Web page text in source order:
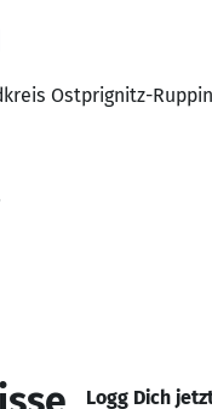
Ostprignitz-Ruppin
Logg Dich